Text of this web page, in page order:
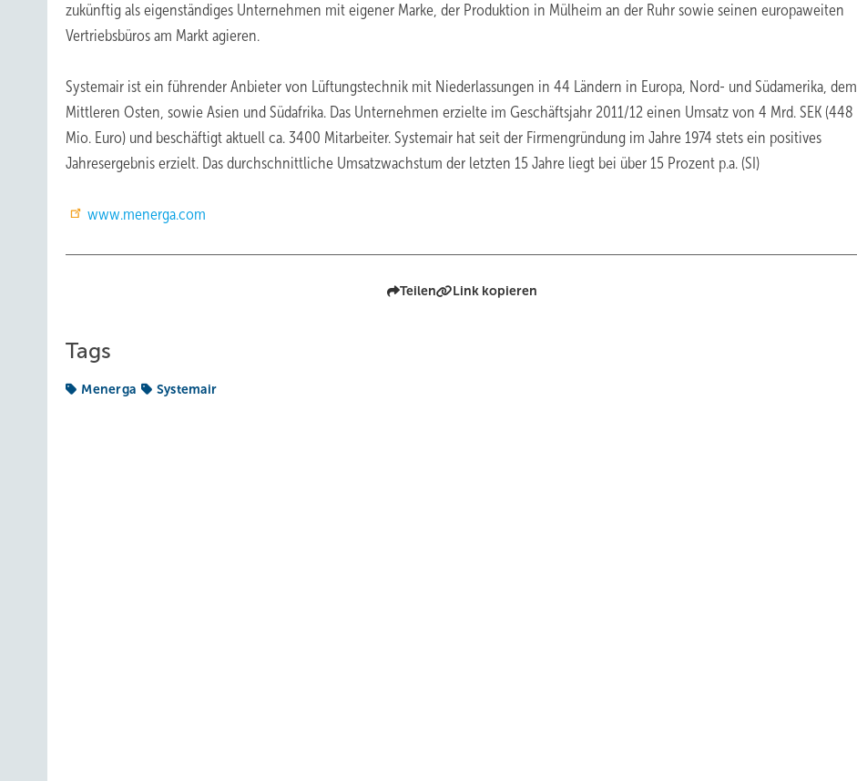
zukünftig als eigenständiges Unternehmen mit eigener Marke, der Produktion in Mülheim an der Ruhr sowie seinen europaweiten
Vertriebsbüros am Markt agieren.
Systemair ist ein führender Anbieter von Lüftungstechnik mit Niederlassungen in 44 Ländern in Europa, Nord- und Südamerika, dem
Mittleren Osten, sowie Asien und Südafrika. Das Unternehmen erzielte im Geschäftsjahr 2011/12 einen Umsatz von 4 Mrd. SEK (448
Mio. Euro) und beschäftigt aktuell ca. 3400 Mitarbeiter. Systemair hat seit der Firmengründung im Jahre 1974 stets ein positives
Jahresergebnis erzielt. Das durchschnittliche Umsatzwachstum der letzten 15 Jahre liegt bei über 15 Prozent p.a. (SI)
www.menerga.com
Teilen Link kopieren
Tags
Menerga Systemair